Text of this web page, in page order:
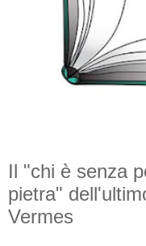
Il "chi è senza
pietra"
Vermes